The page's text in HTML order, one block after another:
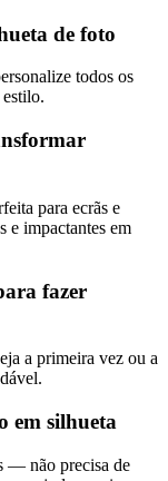
de foto
todos os
para ecrãs e
e impactantes em
fazer
a primeira vez ou a
em silhueta
— não precisa de